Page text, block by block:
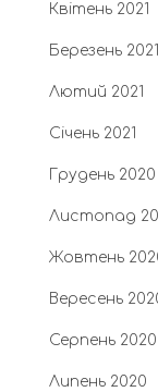
Квітень 2021
Березень 2021
Лютий 2021
Січень 2021
Грудень 2020
Листопад
Жовтень
Вересень
Серпень 2020
Липень 2020